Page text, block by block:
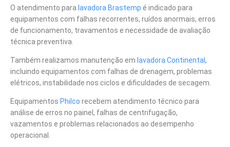
O atendimento para lavadora Brastemp é indicado para
equipamentos com falhas recorrentes, ruídos anormais, erros
de funcionamento, travamentos e necessidade de avaliação
técnica preventiva.
Também realizamos manutenção em lavadora Continental,
incluindo equipamentos com falhas de drenagem, problemas
elétricos, instabilidade nos ciclos e dificuldades de secagem.
Equipamentos Philco recebem atendimento técnico para
análise de erros no painel, falhas de centrifugação,
vazamentos e problemas relacionados ao desempenho
operacional.